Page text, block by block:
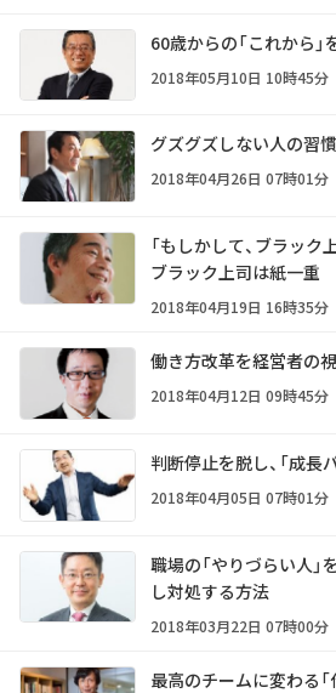
60歳からの「これから」
2018年05月10日 10時45分
グズグズしない人の習慣
2018年04月26日 07時01分
「もしかして、ブラッ
ブラック上司は紙一重
2018年04月19日 16時35分
働き方改革を経営者の
2018年04月12日 09時45分
判断停止を脱し、「成長
2018年04月05日 07時01分
職場の「やりづらい人」
し対処する方法
2018年03月22日 07時00分
最高のチームに変わる